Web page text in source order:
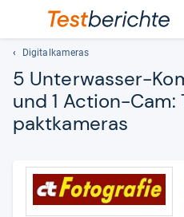
Digitalkameras
5 Unter­was­ser-​
und 1 Action-​Cam:
pakt­ka­me­ras